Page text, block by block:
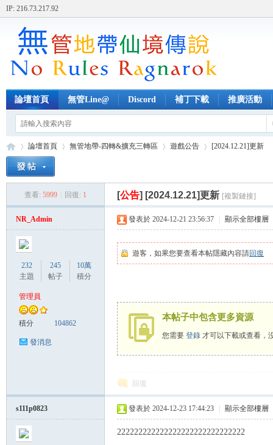
IP: 216.73.217.92
論壇首頁 無管Line@ Discord 補丁下載 推廣活動
論壇首頁 無管地帶-四轉&擴充三轉區
›
遊戲公告
›
[2024.12.21]更新
查看: 5999 回復: 1 [公告] [2024.12.21]更新 [複製鏈接]
NR_Admin
232
主題
245
帖子
10萬
積分
管理員
積分 104862
發消息
發表於 2024-12-21 23:56:37 顯示全部樓層
遊客，如果您要查看本帖隱藏內容請回復
本帖子中包含更多資源
您需要 登錄 才可以下載或查看，
回復
s111p0823 發表於 2024-12-23 17:44:23 顯示全部樓層
222222222222222222222222222222